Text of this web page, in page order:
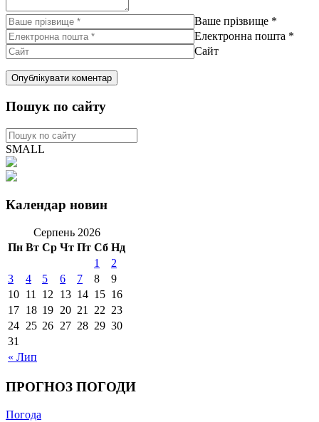
Ваше прізвище *
Електронна пошта *
Сайт
Пошук по сайту
SMALL
Календар новин
Серпень 2026
Пн Вт Ср Чт Пт Сб Нд
« Лип
1
2
3
4 5 6 7 8
9
10 11 12 13 14 15 16
17 18 19 20 21 22 23
24 25 26 27 28 29 30
31
ПРОГНОЗ ПОГОДИ
Погода